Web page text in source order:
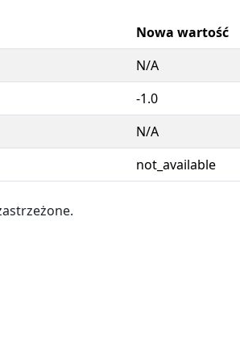
Nowa wartość
N/A
-1.0
N/A
not_available